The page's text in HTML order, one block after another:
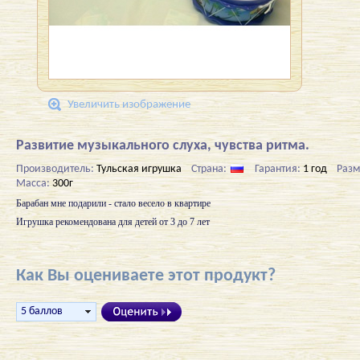
Увеличить изображение
Развитие музыкального слуха, чувства ритма.
Производитель: Тульская игрушка Страна: Гарантия:1 год
Масса: 300г
Барабан мне подарили - стало весело в квартире
Игрушка рекомендована для детей от 3 до 7 лет
Как Вы оцениваете этот продукт?